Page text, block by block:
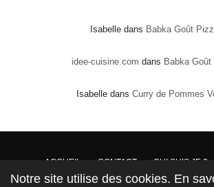
Isabelledans Babka Goût
idee-cuisine.com dans Babka
Isabelledans Curry de Pommes
ACCUEIL CONTACT QUI SUIS JE ?
DROITS DE PROPRIÉTÉ : Conformément à la loi, les textes,
Notre site utilise des cookies. En